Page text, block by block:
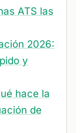
ATS las
2026:
y
hace la
de